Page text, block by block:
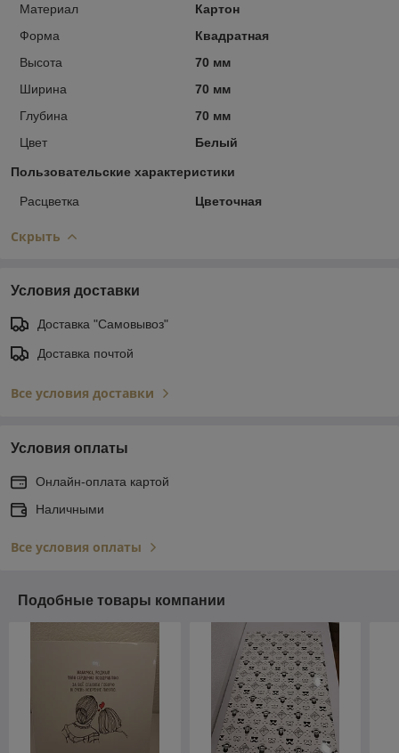
Материал
Картон
Форма
Квадратная
Высота
70 мм
Ширина
70 мм
Глубина
70 мм
Цвет
Белый
Пользовательские характеристики
Расцветка Цветочная
Скрыть
Условия доставки
Доставка "Самовывоз"
Доставка почтой
Все условия доставки
Условия оплаты
Онлайн-оплата картой
Наличными
Все условия оплаты
Подобные товары компании